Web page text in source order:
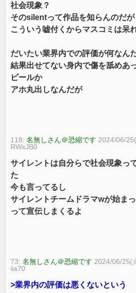
社会現象？
そのsilentって作品を知らんのだが
こういう嘘付くからマスコミは呆
だいたい業界内での評価が何なん
結果出せてない身内で傷を舐めあ
ピールか
アホ丸出しなんだが
118:名無しさん＠恐縮です 2024/06/
RWxJB0
サイレントは自分らで社会現象っ
た
今も言ってるし
サイレントチームドラマwが始ま
って宣伝しまくるよ
73:名無しさん＠恐縮です 2024/06/25(
iia70
>業界内の評価は悪くないという